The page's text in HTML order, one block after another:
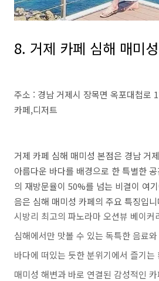
8. 거제 카페 심해 매미
주소 : 경남 거제시 장목면 옥포대첩로
카페,디저트
거제 카페 심해 매미성 본점은 경남 거
아름다운 바다를 배경으로 한 특별한
의 재방문율이 50%를 넘는 비결이 여
음은 심해 매미성 카페의 주요 특징입니
시방리 최고의 파노라마 오션뷰 베이커
심해에서만 맛볼 수 있는 독특한 음료
바다에 떠있는 듯한 분위기에서 즐기는
매미성 해변과 바로 연결된 감성적인 카